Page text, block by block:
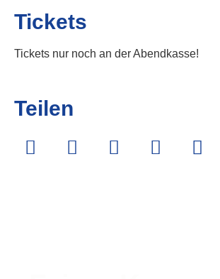
Tickets
Tickets nur noch an der Abendkasse!
Teilen